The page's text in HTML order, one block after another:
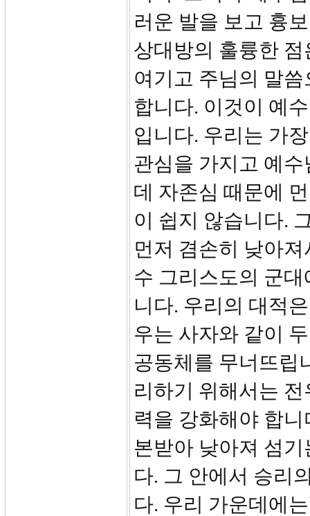
러운 발을 보고 흉
상대방의 훌륭한
여기고 주님의 말
합니다. 이것이 예
입니다. 우리는 가
관심을 가지고 예
데 자존심 때문에
이 쉽지 않습니다.
먼저 겸손히 낮아
수 그리스도의 군
니다. 우리의 대적
우는 사자와 같이
공동체를 무너뜨립
리하기 위해서는
력을 강화해야 합
본받아 낮아져 섬
다. 그 안에서 승리
다. 우리 가운데에